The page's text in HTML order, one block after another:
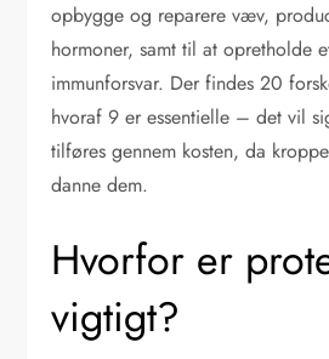
opbygge og reparere væv,
hormoner, samt til at opretholde
immunforsvar. Der findes 20
hvoraf 9 er essentielle – det vil
tilføres gennem kosten, da
danne dem.
Hvorfor er
vigtigt?